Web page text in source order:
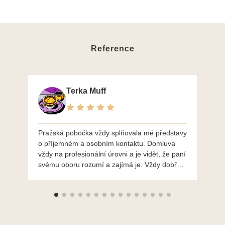
Reference
Terka Muff
Pražská pobočka vždy splňovala mé představy
o příjemném a osobním kontaktu. Domluva
vždy na profesionální úrovni a je vidět, že paní
svému oboru rozumí a zajímá je. Vždy dobře a
výběru, jak už bylo napsáno - na požádání